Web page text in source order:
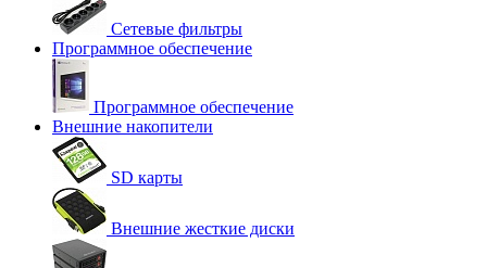
Сетевые фильтры
Программное обеспечение
Программное обеспечение
Внешние накопители
SD карты
Внешние жесткие диски